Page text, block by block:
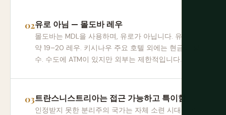
유로 아님 — 몰도바 레우
몰도바는 MDL을 사용하며, 유로가 아닙니다. 유로당
약 19–20 레우. 키시나우 주요 호텔 외에는 현금이 필
수. 수도에 ATM이 있지만 외부는 제한적입니다.
트란스니스트리아는 접근 가능하고 특이함
인정받지 못한 분리주의 국가는 자체 소련 시대 기관